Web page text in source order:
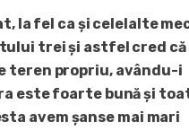
la fel ca și celelalte
trei și astfel cred că
teren propriu, avându-i
este foarte bună și
avem șanse mai mari